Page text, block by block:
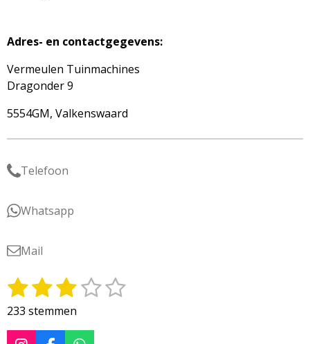
Adres- en contactgegevens:
Vermeulen Tuinmachines
Dragonder 9
5554GM, Valkenswaard
Telefoon
Whatsapp
Mail
R
a
t
i
1
s
t
2
s
t
3
s
t
4
t
5
S
233 stemmen